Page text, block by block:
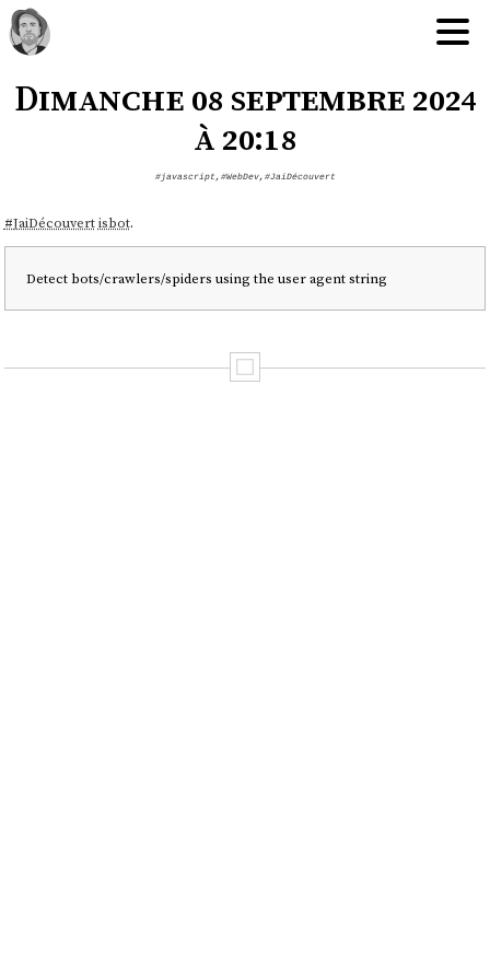
Dimanche 08 septembre 2024
à 20:18
#javascript, #WebDev, #JaiDécouvert
#JaiDécouvertisbot.
Detect bots/crawlers/spiders using the user agent string